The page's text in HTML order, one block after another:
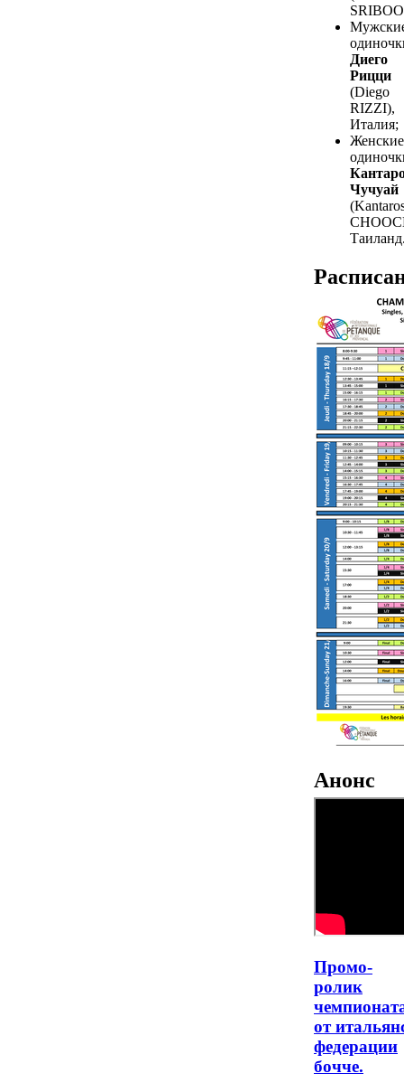
Диего
Рицци
(Diego
RIZZI),
Италия;
Женские
Чучуай
Анонс
Промо-
ролик
от
федерации
бочче.